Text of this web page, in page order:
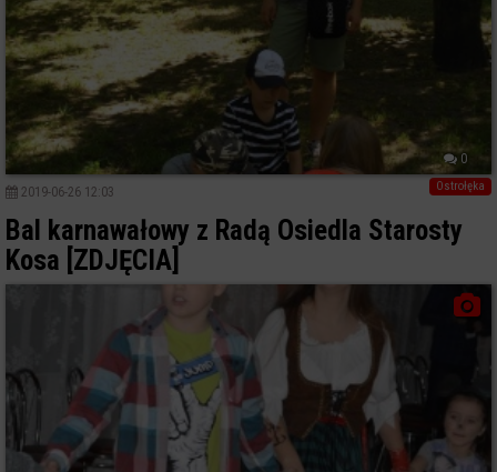
0
Ostrołęka
2019-06-26 12:03
Bal karnawałowy z Radą Osiedla Starosty
Kosa [ZDJĘCIA]